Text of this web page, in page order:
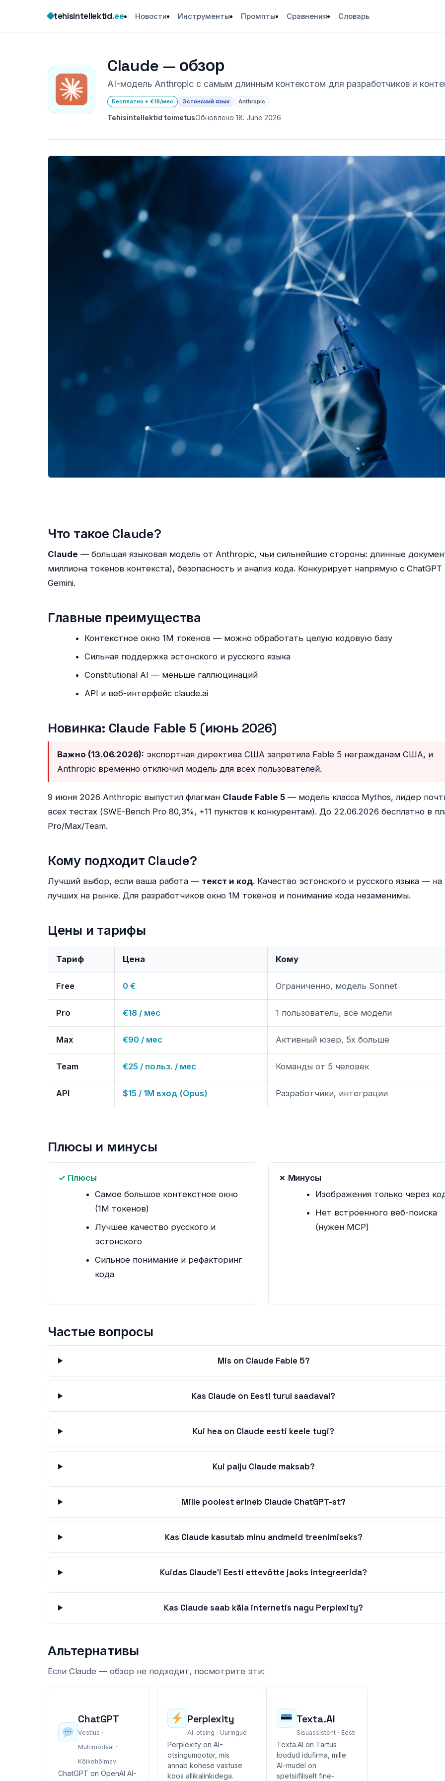
content
tehisintellektid.ee Новости Инструменты Промпты Сравнения Словарь
Claude — обзор
AI-модель Anthropic с самым длинным контекстом для разработчиков и
Бесплатно + €18/мес Эстонский язык Anthropic
Tehisintellektid toimetusОбновлено 18. June 2026
Что такое Claude?
Claude — большая языковая модель от Anthropic, чьи сильнейшие стороны: длинные
миллиона токенов контекста), безопасность и анализ кода. Конкурирует напрямую с ChatGPT
Gemini.
Главные преимущества
Контекстное окно 1M токенов — можно обработать целую кодовую базу
Сильная поддержка эстонского и русского языка
Constitutional AI — меньше галлюцинаций
API и веб-интерфейс claude.ai
Новинка: Claude Fable 5 (июнь 2026)
Важно (13.06.2026): экспортная директива США запретила Fable 5 негражданам США, и
Anthropic временно отключил модель для всех пользователей.
9 июня 2026 Anthropic выпустил флагман Claude Fable 5 — модель класса Mythos, лидер
всех тестах (SWE-Bench Pro 80,3%, +11 пунктов к конкурентам). До 22.06.2026 бесплатно в
Pro/Max/Team.
Кому подходит Claude?
Лучший выбор, если ваша работа — текст и код. Качество эстонского и русского языка —
лучших на рынке. Для разработчиков окно 1M токенов и понимание кода незаменимы.
Цены и тарифы
Тариф Цена Кому
Free 0 € Ограниченно, модель Sonnet
Pro €18 / мес 1 пользователь, все модели
Max €90 / мес Активный юзер, 5x больше
Team €25 / польз. / мес Команды от 5 человек
API $15 / 1M вход (Opus) Разработчики, интеграции
Плюсы и минусы
✓ Плюсы
Самое большое контекстное окно
(1M токенов)
Лучшее качество русского и
эстонского
Сильное понимание и рефакторинг
кода
✗ Минусы
Изображения только через
Нет встроенного веб-поиска
(нужен MCP)
Частые вопросы
Mis on Claude Fable 5?
Kas Claude on Eesti turul saadaval?
Kui hea on Claude eesti keele tugi?
Kui palju Claude maksab?
Mille poolest erineb Claude ChatGPT-st?
Kas Claude kasutab minu andmeid treenimiseks?
Kuidas Claude'i Eesti ettevõtte jaoks integreerida?
Kas Claude saab käia internetis nagu Perplexity?
Альтернативы
Если Claude — обзор не подходит, посмотрите эти:
ChatGPT
Vestlus ·
Multimodaal ·
Kõikehõlmav
ChatGPT on OpenAI AI-
Perplexity
AI-otsing · Uuringud
Perplexity on AI-
otsingumootor, mis
annab kohese vastuse
koos allikalinkidega.
Texta.AI
Sisuassistent · Eesti
Texta.AI on Tartus
loodud idufirma, mille
AI-mudel on
spetsiifiliselt fine-